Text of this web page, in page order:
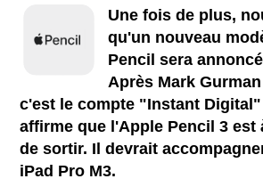
Une fois de plus,
qu'un nouveau
Pencil sera
Après Mark
c'est le compte "Instant
affirme que l'Apple Pencil 3 est
de sortir. Il devrait
iPad Pro M3.